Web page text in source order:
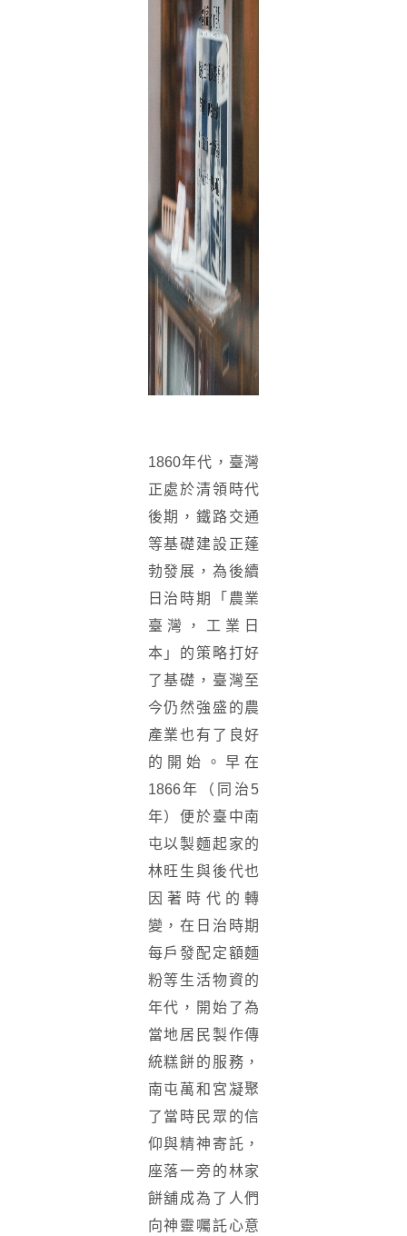
1860年代，臺灣
正處於清領時代
後期，鐵路交通
等基礎建設正蓬
勃發展，為後續
日治時期「農業
臺灣，工業日
本」的策略打好
了基礎，臺灣至
今仍然強盛的農
產業也有了良好
的開始。早在
1866年（同治5
年）便於臺中南
屯以製麵起家的
林旺生與後代也
因著時代的轉
變，在日治時期
每戶發配定額麵
粉等生活物資的
年代，開始了為
當地居民製作傳
統糕餅的服務，
南屯萬和宮凝聚
了當時民眾的信
仰與精神寄託，
座落⼀旁的林家
餅舖成為了人們
向神靈囑託心意